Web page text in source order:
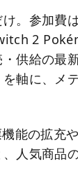
。参加費
2
供給の最
軸に、メ
能の拡充
人気商品